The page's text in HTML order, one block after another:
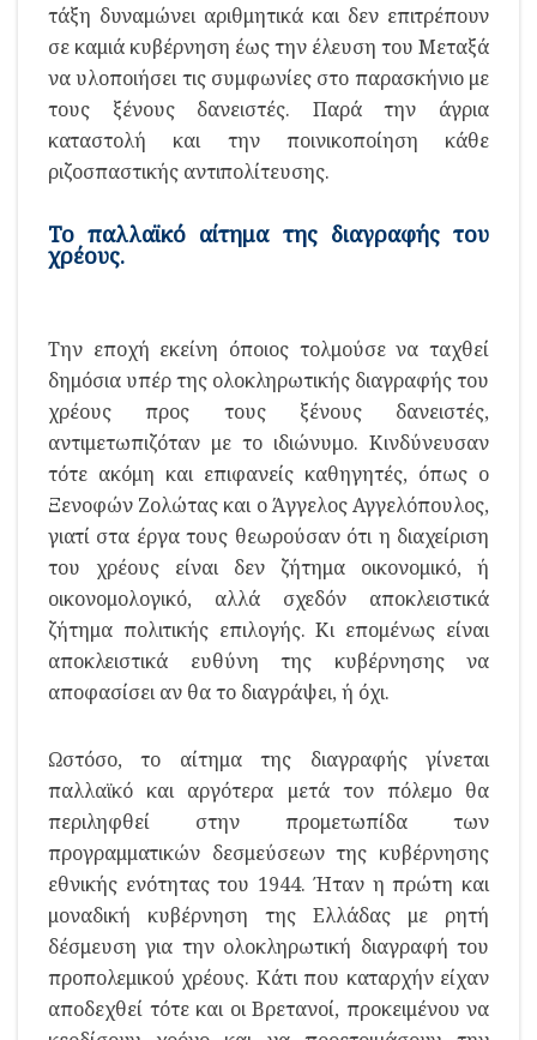
τάξη δυναμώνει αριθμητικά και δεν επιτρέπουν
σε καμιά κυβέρνηση έως την έλευση του Μεταξά
να υλοποιήσει τις συμφωνίες στο παρασκήνιο με
τους ξένους δανειστές. Παρά την άγρια
καταστολή και την ποινικοποίηση κάθε
ριζοσπαστικής αντιπολίτευσης.
Το παλλαϊκό αίτημα της διαγραφής του
χρέους.
Την εποχή εκείνη όποιος τολμούσε να ταχθεί
δημόσια υπέρ της ολοκληρωτικής διαγραφής του
χρέους προς τους ξένους δανειστές,
αντιμετωπιζόταν με το ιδιώνυμο. Κινδύνευσαν
τότε ακόμη και επιφανείς καθηγητές, όπως ο
Ξενοφών Ζολώτας και ο Άγγελος Αγγελόπουλος,
γιατί στα έργα τους θεωρούσαν ότι η διαχείριση
του χρέους είναι δεν ζήτημα οικονομικό, ή
οικονομολογικό, αλλά σχεδόν αποκλειστικά
ζήτημα πολιτικής επιλογής. Κι επομένως είναι
αποκλειστικά ευθύνη της κυβέρνησης να
αποφασίσει αν θα το διαγράψει, ή όχι.
Ωστόσο, το αίτημα της διαγραφής γίνεται
παλλαϊκό και αργότερα μετά τον πόλεμο θα
περιληφθεί στην προμετωπίδα των
προγραμματικών δεσμεύσεων της κυβέρνησης
εθνικής ενότητας του 1944. Ήταν η πρώτη και
μοναδική κυβέρνηση της Ελλάδας με ρητή
δέσμευση για την ολοκληρωτική διαγραφή του
προπολεμικού χρέους. Κάτι που καταρχήν είχαν
αποδεχθεί τότε και οι Βρετανοί, προκειμένου να